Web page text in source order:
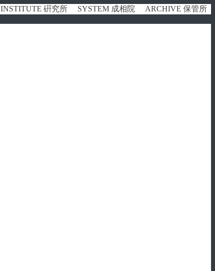
INSTITUTE 硏究所 SYSTEM 成相院 ARCHIVE 保管所